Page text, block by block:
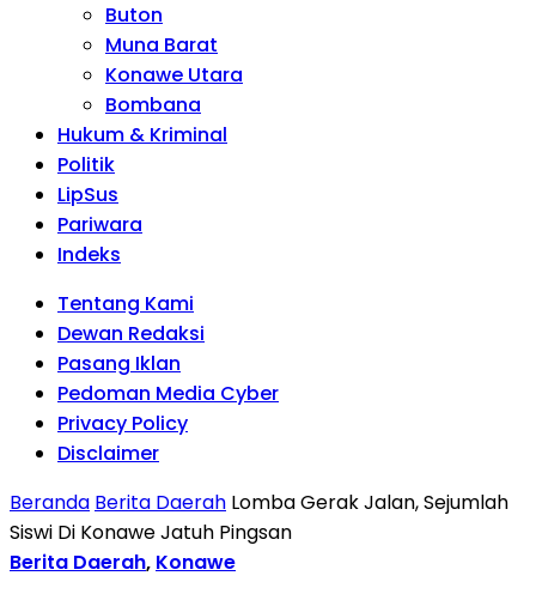
Buton
Muna Barat
Konawe Utara
Bombana
Hukum & Kriminal
Politik
LipSus
Pariwara
Indeks
Tentang Kami
Dewan Redaksi
Pasang Iklan
Pedoman Media Cyber
Privacy Policy
Disclaimer
Beranda Berita Daerah Lomba Gerak Jalan, Sejumlah
Siswi Di Konawe Jatuh Pingsan
Berita Daerah, Konawe